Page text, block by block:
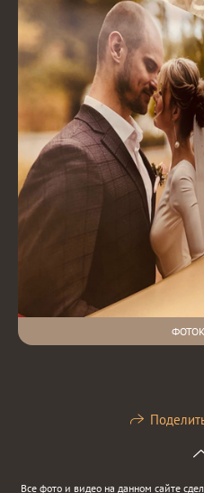
Все фото и видео на данном сайте